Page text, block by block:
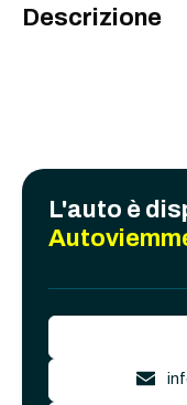
Descrizione
L'auto è